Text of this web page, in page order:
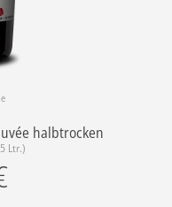
halbtrocken
Ltr.)